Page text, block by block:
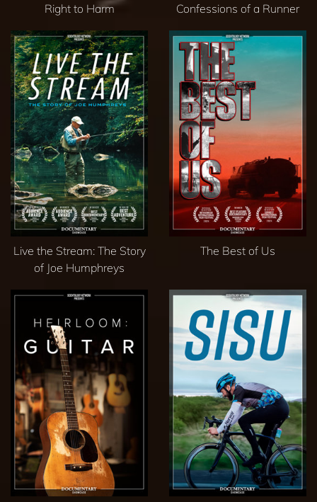
Right to Harm Confessions of a Runner
Live the Stream: The Story
of Joe Humphreys
The Best of Us